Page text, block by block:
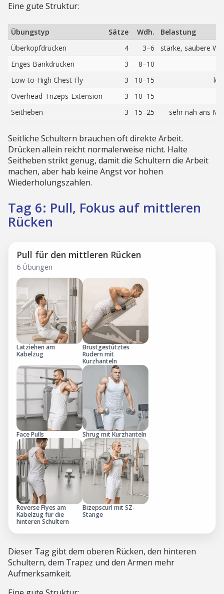
Eine gute Struktur:
Übungstyp Sätze Wdh.
Belastung
Überkopfdrücken
4 3–6
starke, saubere
Enges Bankdrücken
3 8–10
Low-to-High Chest Fly
3 10–15
Overhead-Trizeps-Extension
3 10–15
Seitheben
3 15–25 sehr nah ans
Seitliche Schultern brauchen oft direkte Arbeit.
Drücken allein reicht normalerweise nicht. Halte
Seitheben strikt genug, damit die Schultern die Arbeit
machen, aber hab keine Angst vor hohen
Wiederholungszahlen.
Tag 6: Pull, Fokus auf mittleren
Rücken
Pull für den mittleren Rücken
6 Übungen
Latziehen am
Kabelzug
Brustgestütztes
Rudern mit
Kurzhanteln
Face Pulls Shrug mit Kurzhanteln
Reverse Flyes am
Kabelzug für die
hinteren Schultern
Bizepscurl mit SZ-
Stange
Dieser Tag gibt dem oberen Rücken, den hinteren
Schultern, dem Trapez und den Armen mehr
Aufmerksamkeit.